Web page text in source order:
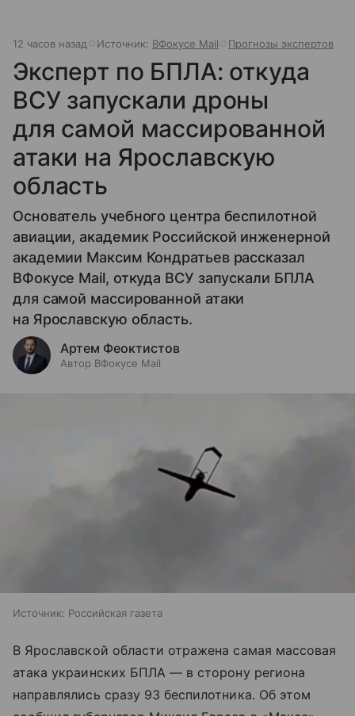
12 часов назад Источник: ВФокусе Mail Прогнозы экспертов
Эксперт по БПЛА: откуда
ВСУ запускали дроны
для самой массированной
атаки на Ярославскую
область
Основатель учебного центра беспилотной
авиации, академик Российской инженерной
академии Максим Кондратьев рассказал
ВФокусе Mail, откуда ВСУ запускали БПЛА
для самой массированной атаки
на Ярославскую область.
Артем Феоктистов
Автор ВФокусе Mail
Источник: Российская газета
В Ярославской области отражена самая массовая
атака украинских БПЛА — в сторону региона
направлялись сразу 93 беспилотника. Об этом